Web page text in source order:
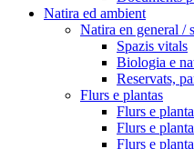
Natira ed ambient
Natira en general /
Spazis vitals
Biologia e
Reservats,
Flurs e plantas
Flurs e
Flurs e
Flurs e